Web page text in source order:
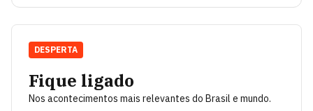
Fique ligado
Nos acontecimentos mais relevantes do Brasil e mundo.
DESPERTA